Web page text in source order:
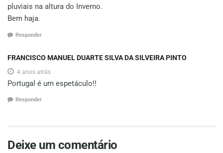
pluviais na altura do Inverno.
Bem haja.
Responder
FRANCISCO MANUEL DUARTE SILVA DA SILVEIRA PINTO
4 anos atrás
Portugal é um espetáculo!!
Responder
Deixe um comentário